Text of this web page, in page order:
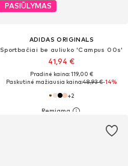
PASIŪLYMAS
ADIDAS ORIGINALS
Sportbačiai be auliuko 'Campus 00s'
41,94 €
Pradinė kaina: 119,00 €
Paskutinė mažiausia kaina:48,93 €-14%
+2